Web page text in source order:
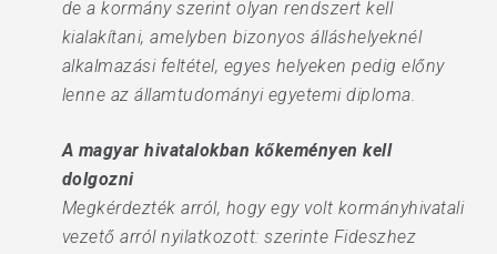
de a kormány szerint olyan rendszert kell
kialakítani, amelyben bizonyos álláshelyeknél
alkalmazási feltétel, egyes helyeken pedig előny
lenne az államtudományi egyetemi diploma.
A magyar hivatalokban kőkeményen kell
dolgozni
Megkérdezték arról, hogy egy volt kormányhivatali
vezető arról nyilatkozott: szerinte Fideszhez